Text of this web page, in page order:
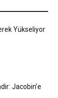
Yükseliyor
Jacobin’e